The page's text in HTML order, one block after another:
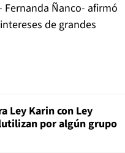
Ñanco- afirmó
de grandes
Ley Karin con Ley
por algún grupo